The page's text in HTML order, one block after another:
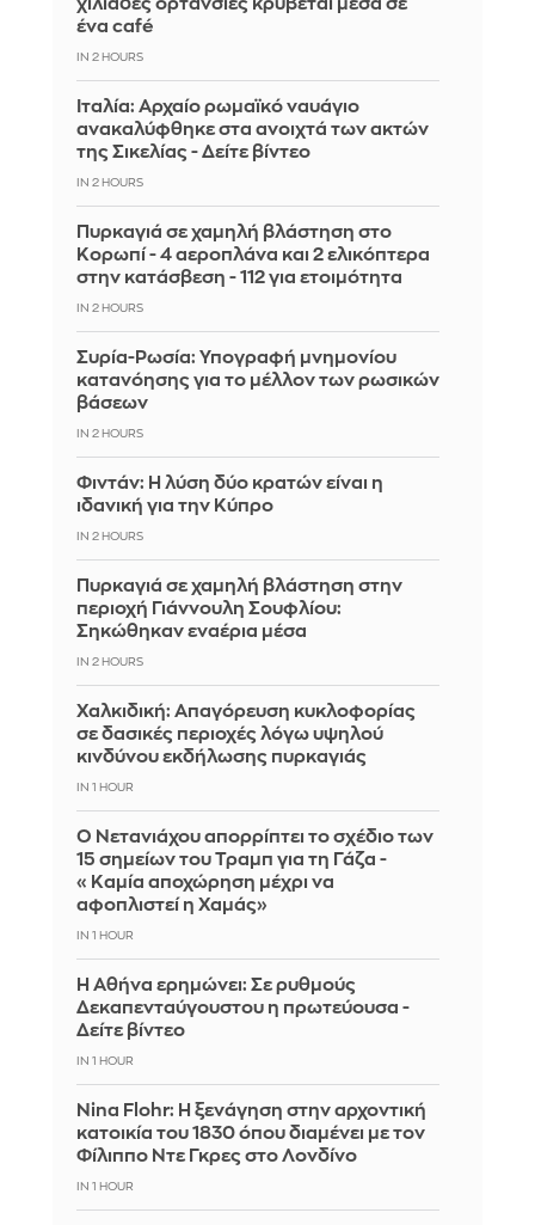
χιλιάδες ορτανσίες κρύβεται μέσα σε
ένα café
IN 2 HOURS
Ιταλία: Αρχαίο ρωμαϊκό ναυάγιο
ανακαλύφθηκε στα ανοιχτά των ακτών
της Σικελίας - Δείτε βίντεο
IN 2 HOURS
Πυρκαγιά σε χαμηλή βλάστηση στο
Κορωπί - 4 αεροπλάνα και 2 ελικόπτερα
στην κατάσβεση - 112 για ετοιμότητα
IN 2 HOURS
Συρία-Ρωσία: Υπογραφή μνημονίου
κατανόησης για το μέλλον των ρωσικών
βάσεων
IN 2 HOURS
Φιντάν: Η λύση δύο κρατών είναι η
ιδανική για την Κύπρο
IN 2 HOURS
Πυρκαγιά σε χαμηλή βλάστηση στην
περιοχή Γιάννουλη Σουφλίου:
Σηκώθηκαν εναέρια μέσα
IN 2 HOURS
Χαλκιδική: Απαγόρευση κυκλοφορίας
σε δασικές περιοχές λόγω υψηλού
κινδύνου εκδήλωσης πυρκαγιάς
IN 1 HOUR
Ο Νετανιάχου απορρίπτει το σχέδιο των
15 σημείων του Τραμπ για τη Γάζα -
«Καμία αποχώρηση μέχρι να
αφοπλιστεί η Χαμάς»
IN 1 HOUR
Η Αθήνα ερημώνει: Σε ρυθμούς
Δεκαπενταύγουστου η πρωτεύουσα -
Δείτε βίντεο
IN 1 HOUR
Nina Flohr: Η ξενάγηση στην αρχοντική
κατοικία του 1830 όπου διαμένει με τον
Φίλιππο Ντε Γκρες στο Λονδίνο
IN 1 HOUR